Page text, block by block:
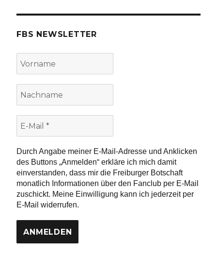
FBS NEWSLETTER
Mail
Durch Angabe meiner E-Mail-Adresse und Anklicken
des Buttons „Anmelden“ erkläre ich mich damit
einverstanden, dass mir die Freiburger Botschaft
monatlich Informationen über den Fanclub per E-Mail
zuschickt. Meine Einwilligung kann ich jederzeit per
E-Mail widerrufen.